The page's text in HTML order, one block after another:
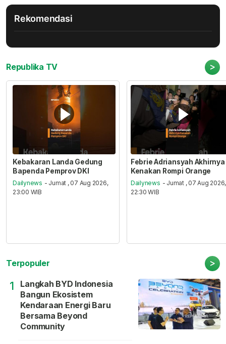
Rekomendasi
Republika TV >
Kebakaran Landa Gedung
Bapenda Pemprov DKI
Dailynews - Jumat , 07 Aug 2026,
23:00 WIB
Febrie Adriansyah Akhirnya
Kenakan Rompi Orange
Dailynews - Jumat , 07 Aug 2026,
22:30 WIB
Terpopuler >
1
Langkah BYD Indonesia
Bangun Ekosistem
Kendaraan Energi Baru
Bersama Beyond
Community